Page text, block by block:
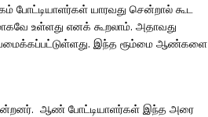
போட்டியாளர்கள் யாரவது சென்றால் கூட
உள்ளது எனக் கூறலாம். அதாவது
இந்த ரூம்மை ஆண்களை
ஆண் போட்டியாளர்கள் இந்த அரை